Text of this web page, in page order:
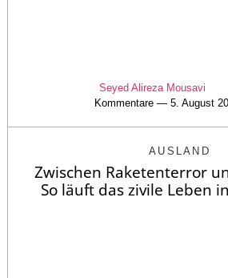
Seyed Alireza Mousavi
Kommentare — 5. August
AUSLAND
Zwischen Raketenterror
So läuft das zivile Leben